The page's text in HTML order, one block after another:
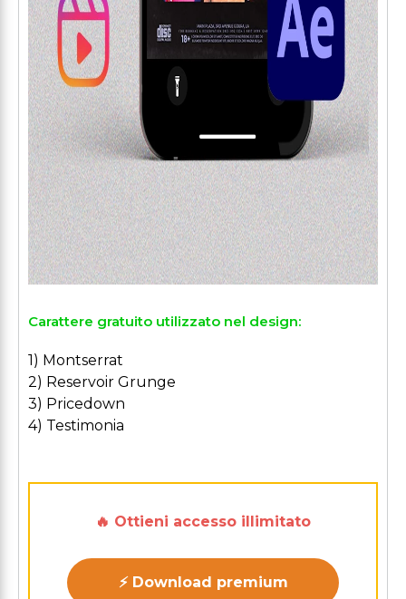
Carattere gratuito utilizzato nel design:
1) Montserrat
2) Reservoir Grunge
3) Pricedown
4) Testimonia
🔥 Ottieni accesso illimitato
⚡ Download premium